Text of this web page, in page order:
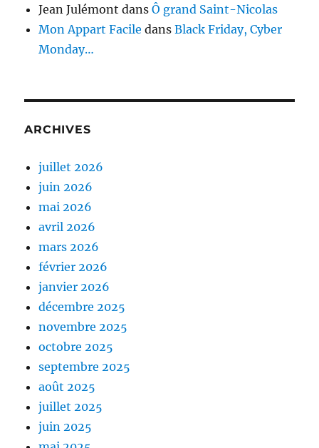
Jean Julémont dansÔ grand Saint-Nicolas
Mon Appart Facile dansBlack Friday, Cyber
Monday…
ARCHIVES
juillet 2026
juin 2026
mai 2026
avril 2026
mars 2026
février 2026
janvier 2026
décembre 2025
novembre 2025
octobre 2025
septembre 2025
août 2025
juillet 2025
juin 2025